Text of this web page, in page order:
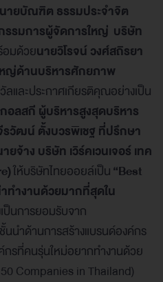
นายบัณฑิต ธรรมประจำจิต
รรมการผู้จัดการใหญ่ บริษัท
มด้วยนายวิโรจน์ วงศ์สถิรยา
ญ่ด้านบริหารศักยภาพ
ลและประกาศเกียรติคุณอย่างเป็น
อลสกี ผู้บริหารสูงสุดบริหาร
วัฒน์ ตั้งบวรพิเชฐ ที่ปรึกษา
จ้าง บริษัท เวิร์คเวนเจอร์ เทค
ให้บริษัทไทยออยล์เป็น“Best
ทำงานด้วยมากที่สุดใน
ป็นการยอมรับจาก
นำด้านการสร้างแบรนด์องค์กร
รที่คนรุ่นใหม่อยากทำงานด้วย
Companies in Thailand)